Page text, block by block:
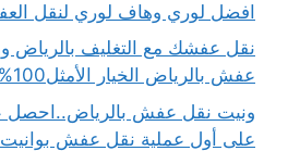
افضل لوري وهاف لوري لنقل
عفش بالرياض الخيار الأمثل100%لـنقل وتغليف العفش
على أول عملية نقل عفش